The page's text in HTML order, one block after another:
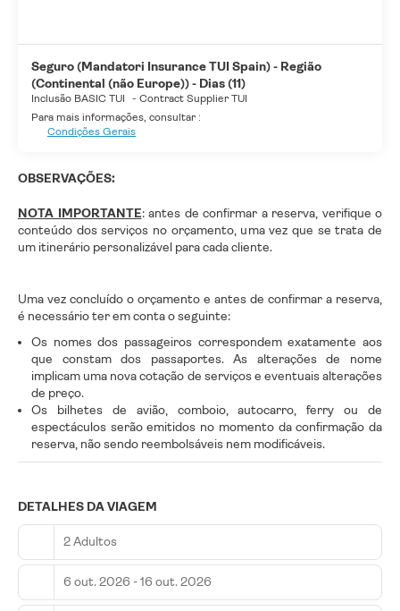
Seguro (Mandatori Insurance TUI Spain) - Região
(Continental (não Europe)) - Dias (11)
Inclusão BASIC TUI - Contract Supplier TUI
Para mais informações, consultar :
Condições Gerais
OBSERVAÇÕES:
NOTA IMPORTANTE: antes de confirmar a reserva, verifique o
conteúdo dos serviços no orçamento, uma vez que se trata de
um itinerário personalizável para cada cliente.
Uma vez concluído o orçamento e antes de confirmar a reserva,
é necessário ter em conta o seguinte:
Os nomes dos passageiros correspondem exatamente aos
que constam dos passaportes. As alterações de nome
implicam uma nova cotação de serviços e eventuais alterações
de preço.
Os bilhetes de avião, comboio, autocarro, ferry ou de
espectáculos serão emitidos no momento da confirmação da
reserva, não sendo reembolsáveis nem modificáveis.
DETALHES DA VIAGEM
2 Adultos
6 out. 2026 - 16 out. 2026